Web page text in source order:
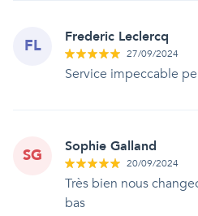
FL Frederic Leclercq
27/09/2024
Service impeccable
SG Sophie Galland
20/09/2024
Très bien nous
bas